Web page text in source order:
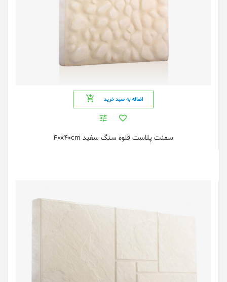
اضافه به سبد خرید
سمنت پلاست قلوه سنگ سفید 40x40cm